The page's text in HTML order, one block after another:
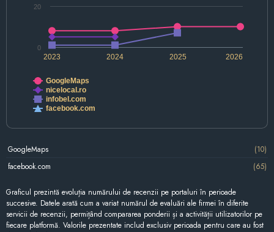
2024 2026
2023 2025
0
20
GoogleMaps
nicelocal.ro
infobel.com
facebook.com
GoogleMaps
(10)
facebook.com
(65)
Graficul prezintă evoluția numărului de recenzii pe portaluri în perioade
succesive. Datele arată cum a variat numărul de evaluări ale firmei în diferite
servicii de recenzii, permițând compararea ponderii și a activității utilizatorilor pe
fiecare platformă. Valorile prezentate includ exclusiv perioada pentru care au fost